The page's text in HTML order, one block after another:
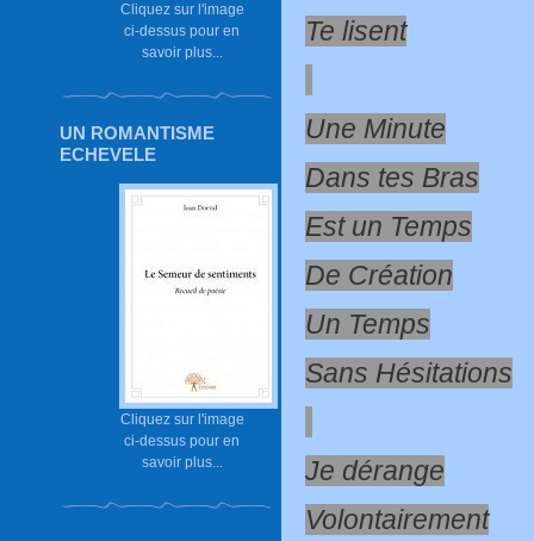
Cliquez sur l'image
ci-dessus pour en
savoir plus...
UN ROMANTISME
ECHEVELE
Cliquez sur l'image
ci-dessus pour en
savoir plus...
Te lisent
Une Minute
Dans tes Bras
Est un Temps
De Création
Un Temps
Sans Hésitations
Je dérange
Volontairement